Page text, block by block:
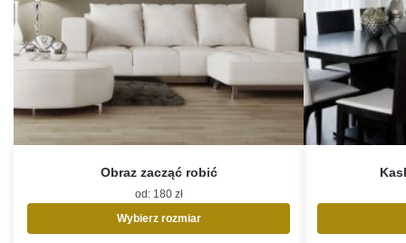
Obraz zacząć robić
od: 180 zł
Wybierz rozmiar